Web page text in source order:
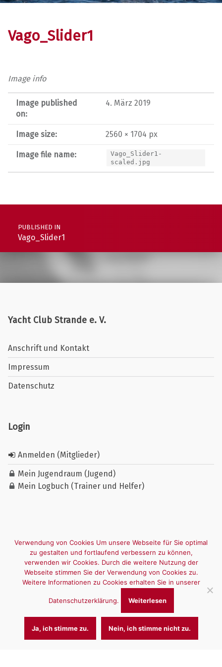
Vago_Slider1
Image info
Image published
on:
4. März 2019
Image size: 2560 × 1704 px
Image file name:
Vago_Slider1-
scaled.jpg
Post navigation
PUBLISHED IN
Vago_Slider1
Yacht Club Strande e. V.
Anschrift und Kontakt
Impressum
Datenschutz
Login
Anmelden (Mitglieder)
Mein Jugendraum (Jugend)
Mein Logbuch (Trainer und Helfer)
Verwendung von Cookies Um unsere Webseite für Sie optimal
zu gestalten und fortlaufend verbessern zu können,
verwenden wir Cookies. Durch die weitere Nutzung der
Webseite stimmen Sie der Verwendung von Cookies zu.
Weitere Informationen zu Cookies erhalten Sie in unserer
Datenschutzerklärung. Weiterlesen
Ja, ich stimme zu. Nein, ich stimme nicht zu.